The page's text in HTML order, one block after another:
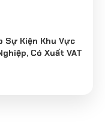
Sự Kiện Khu Vực
Có Xuất VAT
Cho Sự Kiện